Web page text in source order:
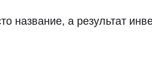
название, а результат